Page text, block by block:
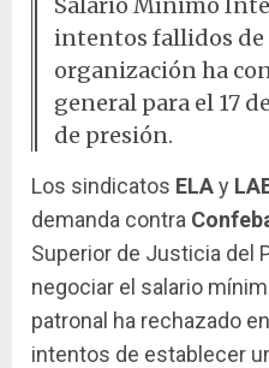
intentos fallidos de
organización ha
general para el 17
de presión.
Los sindicatos ELAy
demanda contra
Superior de Justicia del
negociar el salario
patronal ha rechazado
intentos de establecer